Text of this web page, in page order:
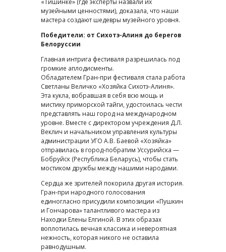
«Тишинке» (где эксперты назвали их
музейными ценностями), доказала, что наши
мастера создают шедевры музейного уровня.
Победители: от Сихотэ-Алиня до берегов
Белоруссии
Главная интрига фестиваля разрешилась под
громкие аплодисменты.
Обладателем Гран-при фестиваля стала работа
Светланы Величко «Хозяйка Сихотэ-Алиня».
Эта кукла, вобравшая в себя всю мощь и
мистику приморской тайги, удостоилась чести
представлять наш город на международном
уровне. Вместе с директором учреждения Д.Л.
Веклич и начальником управления культуры
администрации УГО А.В. Баевой «Хозяйка»
отправилась в город-побратим Уссурийска —
Бобруйск (Республика Беларусь), чтобы стать
мостиком дружбы между нашими народами.
Сердца же зрителей покорила другая история.
Гран-при народного голосования
единогласно присудили композиции «Пушкин
и Гончарова» талантливого мастера из
Находки Елены Елгиной. В этих образах
воплотилась вечная классика и невероятная
нежность, которая никого не оставила
равнодушным.